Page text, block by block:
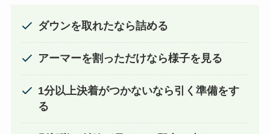
ダウンを取れたなら詰める
アーマーを割っただけなら様子を見る
1分以上決着がつかないなら引く準備をす
る